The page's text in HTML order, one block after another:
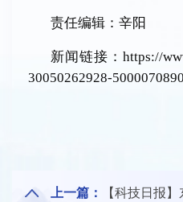
责任编辑：辛阳
新闻链接： https://
30050262928-
上一篇： 【科技日报】东北